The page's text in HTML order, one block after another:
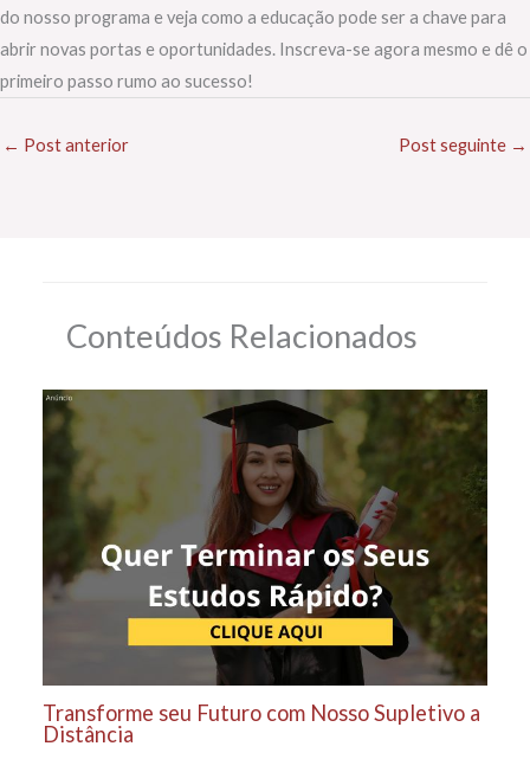
do nosso programa e veja como a educação pode ser a chave para
abrir novas portas e oportunidades. Inscreva-se agora mesmo e dê o
primeiro passo rumo ao sucesso!
← Post anterior Post seguinte →
Conteúdos Relacionados
Transforme seu Futuro com Nosso Supletivo a
Distância